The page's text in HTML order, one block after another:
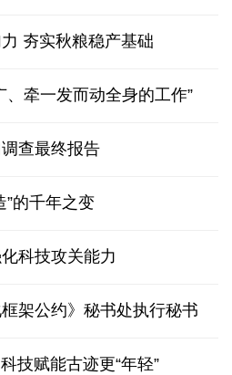
夯实秋粮稳产基础
、牵一发而动全身的工作”
查最终报告
”的千年之变
科技攻关能力
架公约》秘书处执行秘书
技赋能古迹更“年轻”